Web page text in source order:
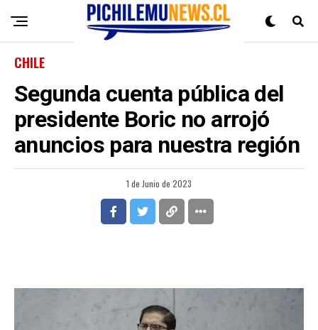
CHILE
Segunda cuenta pública del
presidente Boric no arrojó
anuncios para nuestra región
1 de Junio de 2023